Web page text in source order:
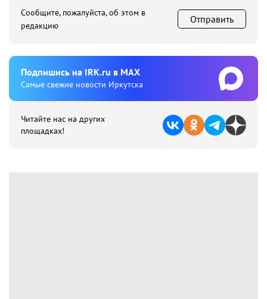
Сообщите, пожалуйста, об этом в
редакцию
Отправить
Подпишиcь на IRK.ru в MAX
Cамые свежие новости Иркутска
Читайте нас на других
площадках!